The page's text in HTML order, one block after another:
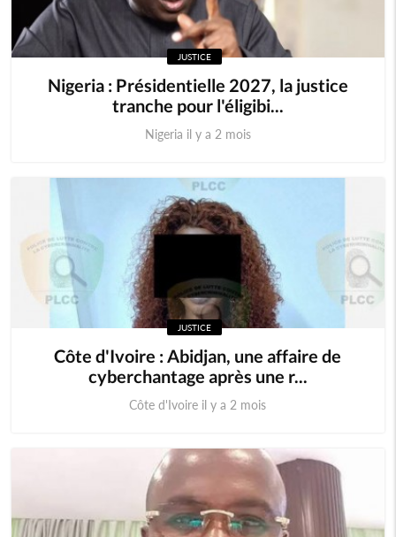
JUSTICE
Nigeria : Présidentielle 2027, la justice
tranche pour l'éligibi...
Nigeria il y a 2 mois
JUSTICE
Côte d'Ivoire : Abidjan, une affaire de
cyberchantage après une r...
Côte d'Ivoire il y a 2 mois